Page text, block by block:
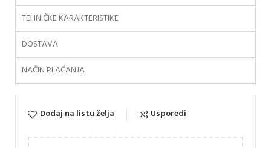
TEHNIČKE KARAKTERISTIKE
DOSTAVA
NAČIN PLAĆANJA
Dodaj na listu želja Usporedi